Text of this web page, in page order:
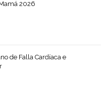
2026
de Falla Cardíaca e